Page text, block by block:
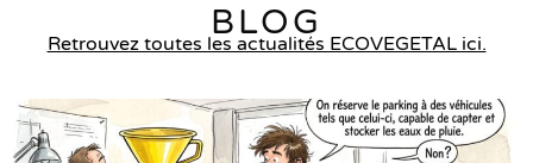
BLOG
Retrouvez toutes les actualités ECOVEGETAL ici.